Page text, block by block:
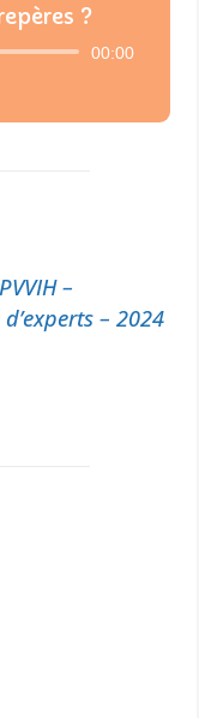
?
00:00
–
– 2024